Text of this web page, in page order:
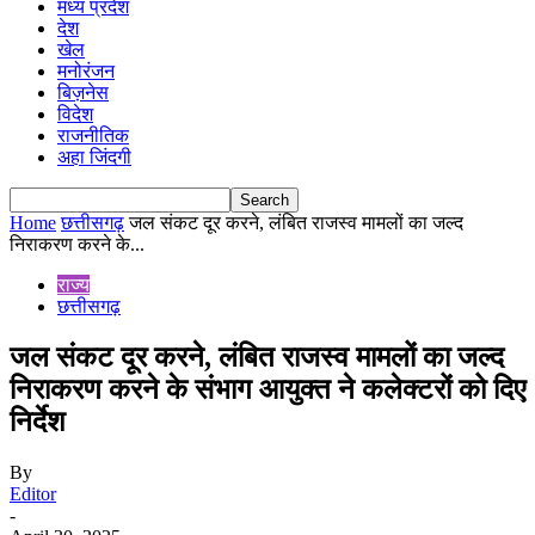
मध्य प्रदेश
देश
खेल
मनोरंजन
बिज़नेस
विदेश
राजनीतिक
अहा जिंदगी
Home छत्तीसगढ़ जल संकट दूर करने, लंबित राजस्व मामलों का जल्द
निराकरण करने के...
राज्य
छत्तीसगढ़
जल संकट दूर करने, लंबित राजस्व मामलों का जल्द
निराकरण करने के संभाग आयुक्त ने कलेक्टरों को दिए
निर्देश
By
Editor
-